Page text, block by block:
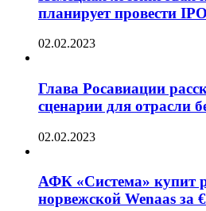
планирует провести
02.02.2023
Глава Росавиации
сценарии для отрасли
02.02.2023
АФК «Система» купит
норвежской Wenaas за